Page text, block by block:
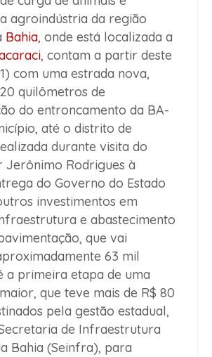
agroindústria da região
Bahia, onde está localizada a
, contam a partir deste
com uma estrada nova,
quilômetros de
do entroncamento da BA-
até o distrito de
durante visita do
Jerônimo Rodrigues à
do Governo do Estado
investimentos em
e abastecimento
que vai
63 mil
a primeira etapa de uma
que teve mais de R$ 80
pela gestão estadual,
de Infraestrutura
Bahia (Seinfra), para